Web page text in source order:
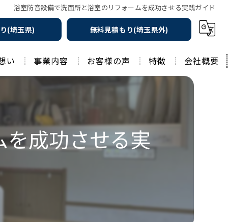
浴室防音設備で洗面所と浴室のリフォームを成功させる実践ガイド
(埼玉県) 無料見積もり(埼玉県外)
い 事業内容
水回りリフォーム
お客様の声 特徴 会社概要
成功させる実